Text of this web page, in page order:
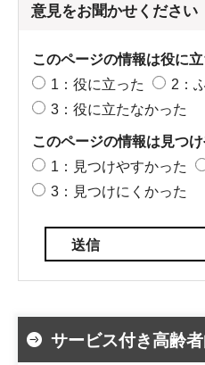
意見をお聞かせください
このページの情報は役に
1：役に立った
2：
3：役に立たなかった
このページの情報は見つ
1：見つけやすかった
3：見つけにくかった
サービス付き高齢